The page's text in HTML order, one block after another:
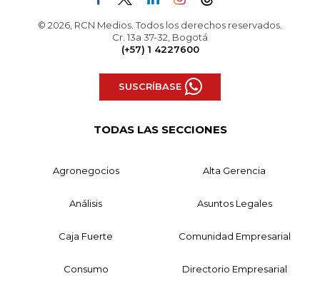
© 2026, RCN Medios. Todos los derechos reservados.
Cr. 13a 37-32, Bogotá
(+57) 1 4227600
SUSCRÍBASE
TODAS LAS SECCIONES
Agronegocios Alta Gerencia
Análisis Asuntos Legales
Caja Fuerte Comunidad Empresarial
Consumo Directorio Empresarial